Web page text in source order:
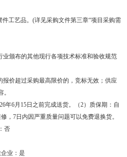
工艺品。(详见采购文件第三章“项目采购需
业颁布的其他现行各项技术标准和验收规范
报价超过采购最高限价的，竞标无效；供应
年6月15日之前完成送货。（2）质保期：自
，7日内因严重质量问题可以免费退换货。
否
业： 是